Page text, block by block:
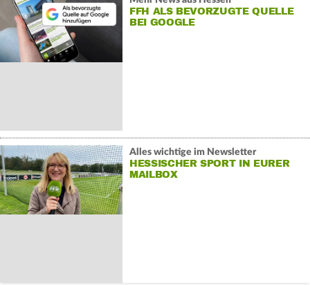
FFH ALS BEVORZUGTE QUELLE
BEI GOOGLE
Alles wichtige im Newsletter
HESSISCHER SPORT IN EURER
MAILBOX